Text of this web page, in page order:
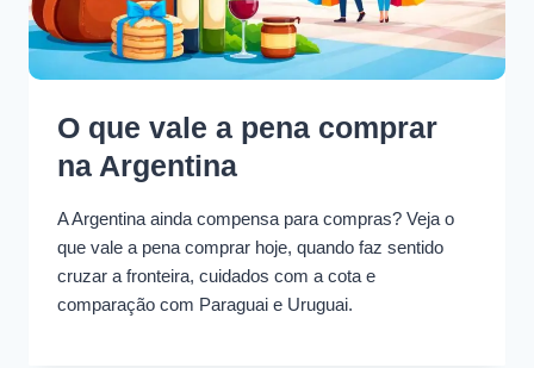
O que vale a pena comprar
na Argentina
A Argentina ainda compensa para compras? Veja o
que vale a pena comprar hoje, quando faz sentido
cruzar a fronteira, cuidados com a cota e
comparação com Paraguai e Uruguai.